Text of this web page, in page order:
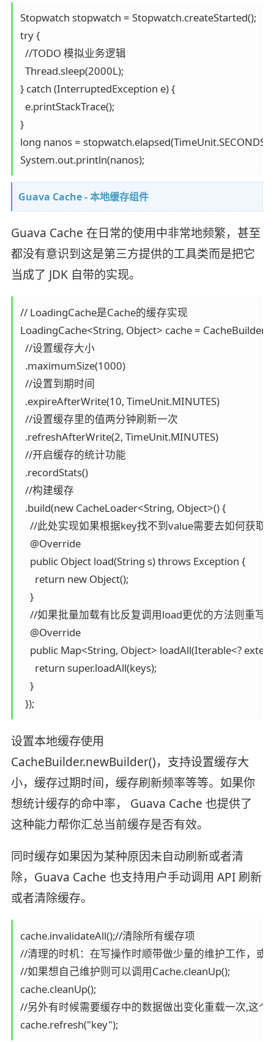
Stopwatch stopwatch = Stopwatch.createStarted();
try {
  //TODO 模拟业务逻辑
  Thread.sleep(2000L);
} catch (InterruptedException e) {
  e.printStackTrace();
}
long nanos = stopwatch.elapsed(TimeUnit.SECONDS);
System.out.println(nanos);
Guava Cache - 本地缓存组件
Guava Cache 在日常的使用中非常地频繁，甚至
都没有意识到这是第三方提供的工具类而是把它
当成了 JDK 自带的实现。
// LoadingCache是Cache的缓存实现
LoadingCache<String, Object> cache =
  //设置缓存大小
  .maximumSize(1000)
  //设置到期时间
  .expireAfterWrite(10, TimeUnit.MINUTES)
  //设置缓存里的值两分钟刷新一次
  .refreshAfterWrite(2, TimeUnit.MINUTES)
  //开启缓存的统计功能
  .recordStats()
  //构建缓存
  .build(new CacheLoader<String, Object>() {
    //此处实现如果根据key找不到value需要去如何获取
    @Override
    public Object load(String s) throws Exception {
      return new Object();
    }
//如果批量加载有比反复调用load更优的方法则重写
    @Override
public Map<String, Object> loadAll(Iterable<?
      return super.loadAll(keys);
    }
  });
设置本地缓存使用
CacheBuilder.newBuilder()，支持设置缓存大
小，缓存过期时间，缓存刷新频率等等。如果你
想统计缓存的命中率， Guava Cache 也提供了
这种能力帮你汇总当前缓存是否有效。
同时缓存如果因为某种原因未自动刷新或者清
除，Guava Cache 也支持用户手动调用 API 刷新
或者清除缓存。
cache.invalidateAll();//清除所有缓存项
//清理的时机：在写操作时顺带做少量的维护工作，
//如果想自己维护则可以调用Cache.cleanUp();
cache.cleanUp();
//另外有时候需要缓存中的数据做出变化重载一次,这个
cache.refresh("key");